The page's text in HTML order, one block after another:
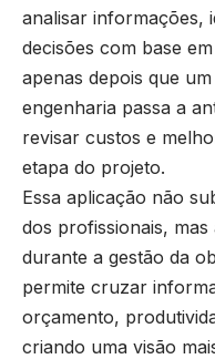
analisar informações,
decisões com base
apenas depois que
engenharia passa a
revisar custos e
etapa do projeto.
Essa aplicação não
dos profissionais, mas
durante a gestão da
permite cruzar
orçamento,
criando uma visão